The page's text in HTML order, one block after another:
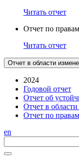
Читать отчет
Отчет по
Читать отчет
Отчет в области
2024
Годовой отчет
Отчет об
Отчет в
Отчет по
en